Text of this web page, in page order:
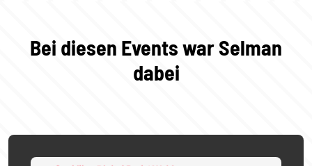
Bei diesen Events war Selman
dabei